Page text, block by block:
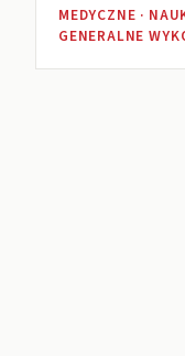
MEDYCZNE ·
GENERALNE